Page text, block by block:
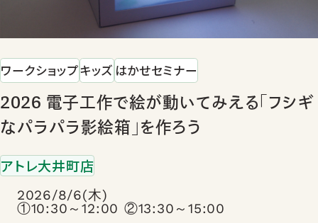
ワークショップキッズ はかせセミナー
2026 電子工作で絵が動いてみえる「フシギ
なパラパラ影絵箱」を作ろう
アトレ大井町店
2026/8/6(木)
①10:30～12:00 ②13:30～15:00